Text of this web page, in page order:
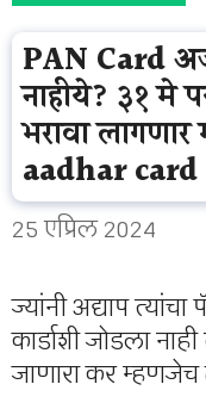
PAN Card
नाहीये? ३१ मे
भरावा
aadhar
25 एप्रिल 2024
ज्यांनी अद्याप
कार्डाशी जोडला
जाणारा कर म्हणजेच